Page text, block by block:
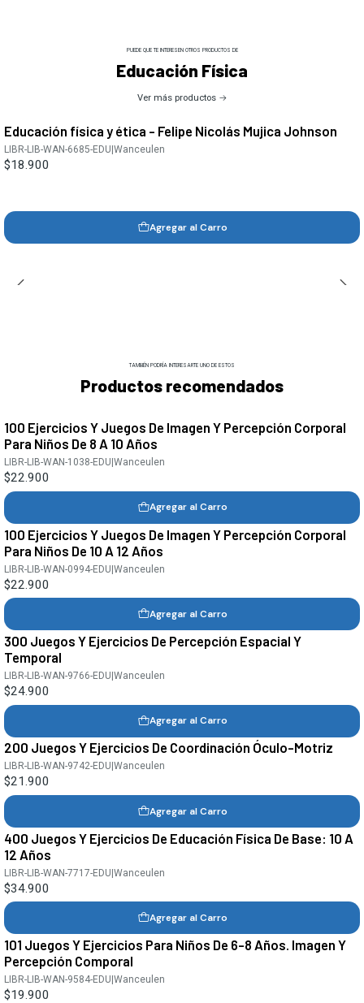
PUEDE QUE TE INTERESEN OTROS PRODUCTOS DE
Educación Física
Ver más productos
Educación física y ética - Felipe Nicolás Mujica Johnson
LIBR-LIB-WAN-6685-EDU |Wanceulen
$18.900
Agregar al Carro
TAMBIÉN PODRÍA INTERESARTE UNO DE ESTOS
Productos recomendados
100 Ejercicios Y Juegos De Imagen Y Percepción Corporal
Para Niños De 8 A 10 Años
LIBR-LIB-WAN-1038-EDU |Wanceulen
$22.900
Agregar al Carro
100 Ejercicios Y Juegos De Imagen Y Percepción Corporal
Para Niños De 10 A 12 Años
LIBR-LIB-WAN-0994-EDU|Wanceulen
$22.900
Agregar al Carro
300 Juegos Y Ejercicios De Percepción Espacial Y
Temporal
LIBR-LIB-WAN-9766-EDU |Wanceulen
$24.900
Agregar al Carro
200 Juegos Y Ejercicios De Coordinación Óculo-Motriz
LIBR-LIB-WAN-9742-EDU |Wanceulen
$21.900
Agregar al Carro
400 Juegos Y Ejercicios De Educación Física De Base: 10 A
12 Años
LIBR-LIB-WAN-7717-EDU|Wanceulen
$34.900
Agregar al Carro
101 Juegos Y Ejercicios Para Niños De 6-8 Años. Imagen Y
Percepción Comporal
LIBR-LIB-WAN-9584-EDU |Wanceulen
$19.900